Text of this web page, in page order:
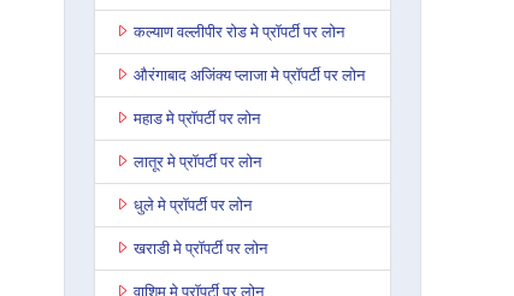
कल्याण वल्लीपीर रोड मे प्रॉपर्टी पर लोन
औरंगाबाद अजिंक्य प्लाजा मे प्रॉपर्टी पर लोन
महाड मे प्रॉपर्टी पर लोन
लातूर मे प्रॉपर्टी पर लोन
धुले मे प्रॉपर्टी पर लोन
खराडी मे प्रॉपर्टी पर लोन
वाशिम मे प्रॉपर्टी पर लोन